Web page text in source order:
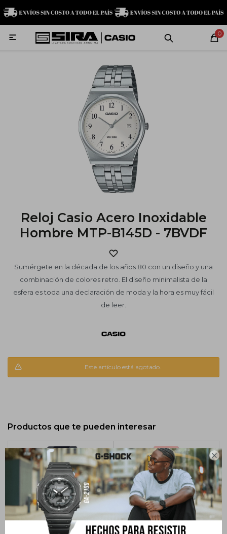

0

Reloj Casio Acero Inoxidable
Hombre MTP-B145D - 7BVDF
Sumérgete en la década de los años 80 con un diseño y una
combinación de colores retro. El diseño minimalista de la
esfera es toda una declaración de moda y la hora es muy fácil
de leer.
Este artículo está agotado.
Productos que te pueden interesar
MI CUENTA
Relojes Servicio técnico Contacto